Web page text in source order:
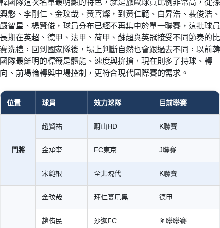
韓國隊這次名單最明顯的特色，就是旅歐球員比例非常高，從孫
興慜、李剛仁、金玟哉、黃喜燦，到黃仁範、白昇浩、裴俊浩、
嚴智星、楊賢俊，球員分布已經不再集中於單一聯賽，這批球員
長期在英超、德甲、法甲、荷甲、蘇超與英冠接受不同節奏的比
賽洗禮，回到國家隊後，場上判斷自然也會跟過去不同，以前韓
國隊最鮮明的標籤是體能、速度與拚搶，現在則多了持球、轉
向、前場輪轉與中場控制，更符合現代國際賽的需求。
位置 球員 效力球隊 目前聯賽
門將
趙賢祐 蔚山HD K聯賽
金承奎 FC東京 J聯賽
宋範根 全北現代 K聯賽
金玟哉 拜仁慕尼黑 德甲
趙侑民 沙迦FC 阿聯聯賽